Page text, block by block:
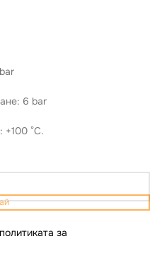
6 bar
°C.
за